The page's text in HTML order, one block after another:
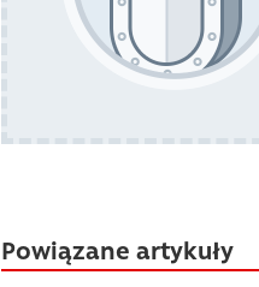
Powiązane artykuły